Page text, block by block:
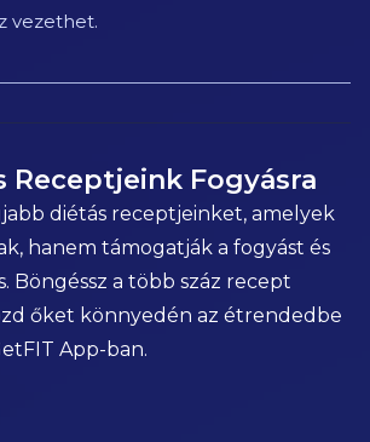
vezethet.
Receptjeink Fogyásra
diétás receptjeinket, amelyek
hanem támogatják a fogyást és
Böngéssz a több száz recept
őket könnyedén az étrendedbe
App-ban.